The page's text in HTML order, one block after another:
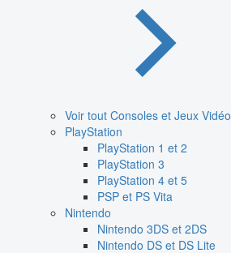
Voir tout Consoles et Jeux Vidéo
PlayStation
PlayStation 1 et 2
PlayStation 3
PlayStation 4 et 5
PSP et PS Vita
Nintendo
Nintendo 3DS et 2DS
Nintendo DS et DS Lite